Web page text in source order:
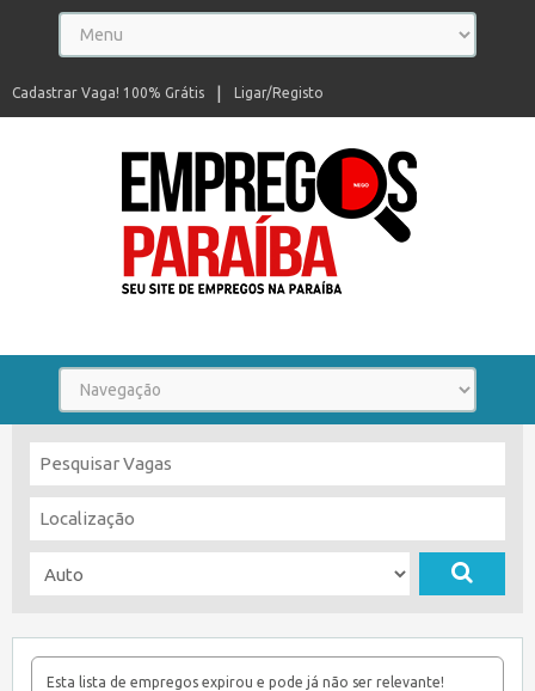
Ligar/Registo
Cadastrar Vaga! 100% Grátis
Esta lista de empregos expirou e pode já não ser relevante!